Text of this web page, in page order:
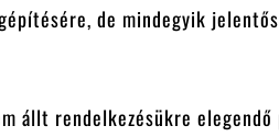
de mindegyik jelentős
állt rendelkezésükre elegendő